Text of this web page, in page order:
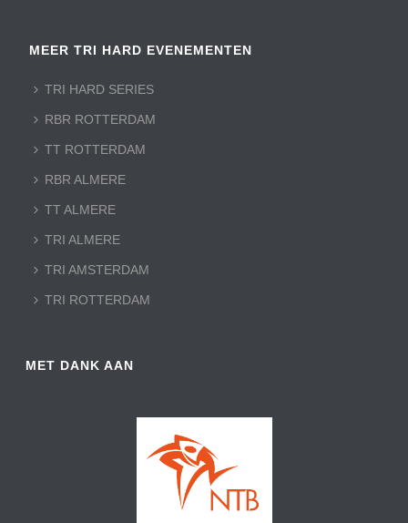
MEER TRI HARD EVENEMENTEN
TRI HARD SERIES
RBR ROTTERDAM
TT ROTTERDAM
RBR ALMERE
TT ALMERE
TRI ALMERE
TRI AMSTERDAM
TRI ROTTERDAM
MET DANK AAN